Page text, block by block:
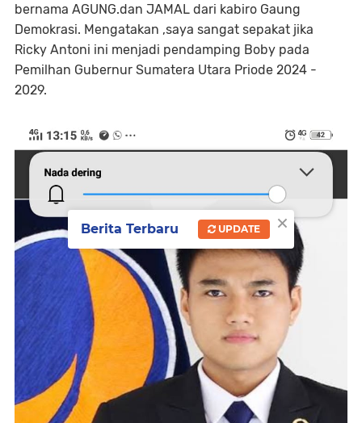
bernama AGUNG.dan JAMAL dari kabiro Gaung
Demokrasi. Mengatakan ,saya sangat sepakat jika
Ricky Antoni ini menjadi pendamping Boby pada
Pemilhan Gubernur Sumatera Utara Priode 2024 -
2029.
×
Berita Terbaru UPDATE